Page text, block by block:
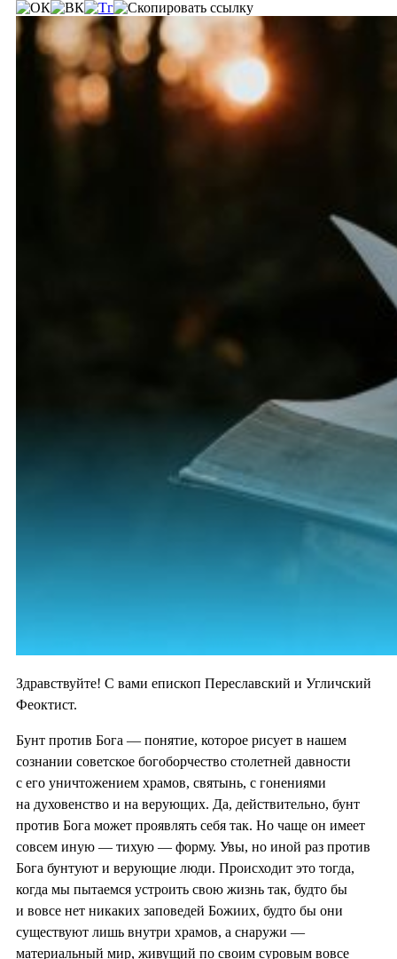
Здравствуйте! С вами епископ Переславский и Угличский
Феоктист.
Бунт против Бога — понятие, которое рисует в нашем
сознании советское богоборчество столетней давности
с его уничтожением храмов, святынь, с гонениями
на духовенство и на верующих. Да, действительно, бунт
против Бога может проявлять себя так. Но чаще он имеет
совсем иную — тихую — форму. Увы, но иной раз против
Бога бунтуют и верующие люди. Происходит это тогда,
когда мы пытаемся устроить свою жизнь так, будто бы
и вовсе нет никаких заповедей Божиих, будто бы они
существуют лишь внутри храмов, а снаружи —
материальный мир, живущий по своим суровым вовсе